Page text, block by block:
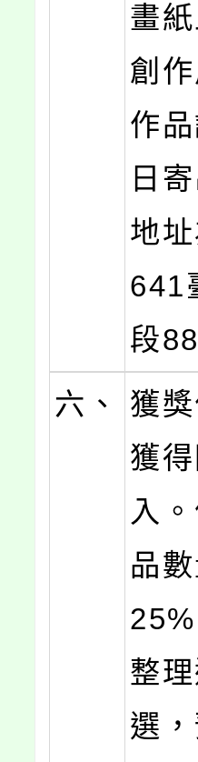
畫
創
作
日
地
641
段
六、
獲
獲
入
品
整
選